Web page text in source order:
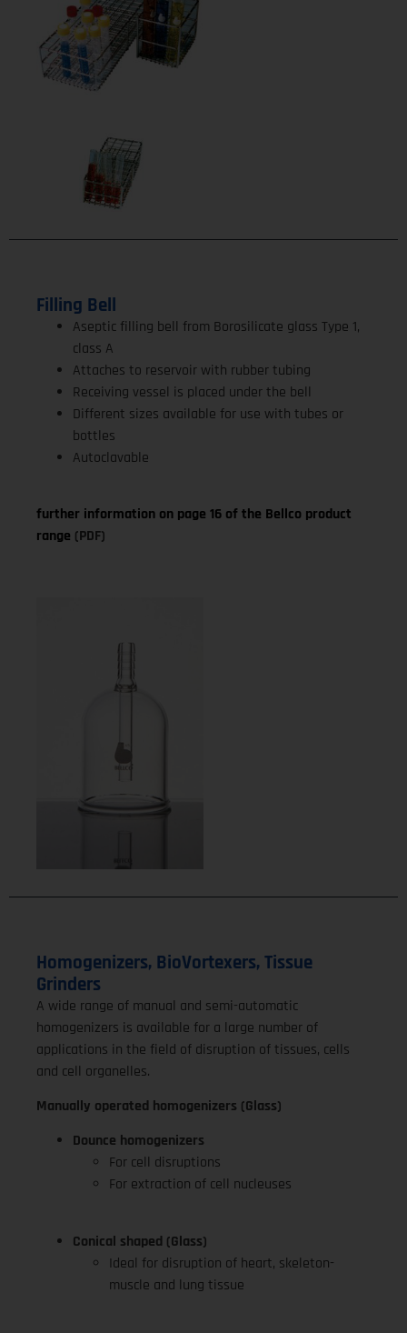
Filling Bell
Aseptic filling bell from Borosilicate glass Type 1,
class A
Attaches to reservoir with rubber tubing
Receiving vessel is placed under the bell
Different sizes available for use with tubes or
bottles
Autoclavable
further information on page 16 of the Bellco product
range (PDF)
Homogenizers, BioVortexers, Tissue
Grinders
A wide range of manual and semi-automatic
homogenizers is available for a large number of
applications in the field of disruption of tissues, cells
and cell organelles.
Manually operated homogenizers (Glass)
Dounce homogenizers
For cell disruptions
For extraction of cell nucleuses
Conical shaped (Glass)
Ideal for disruption of heart, skeleton-
muscle and lung tissue